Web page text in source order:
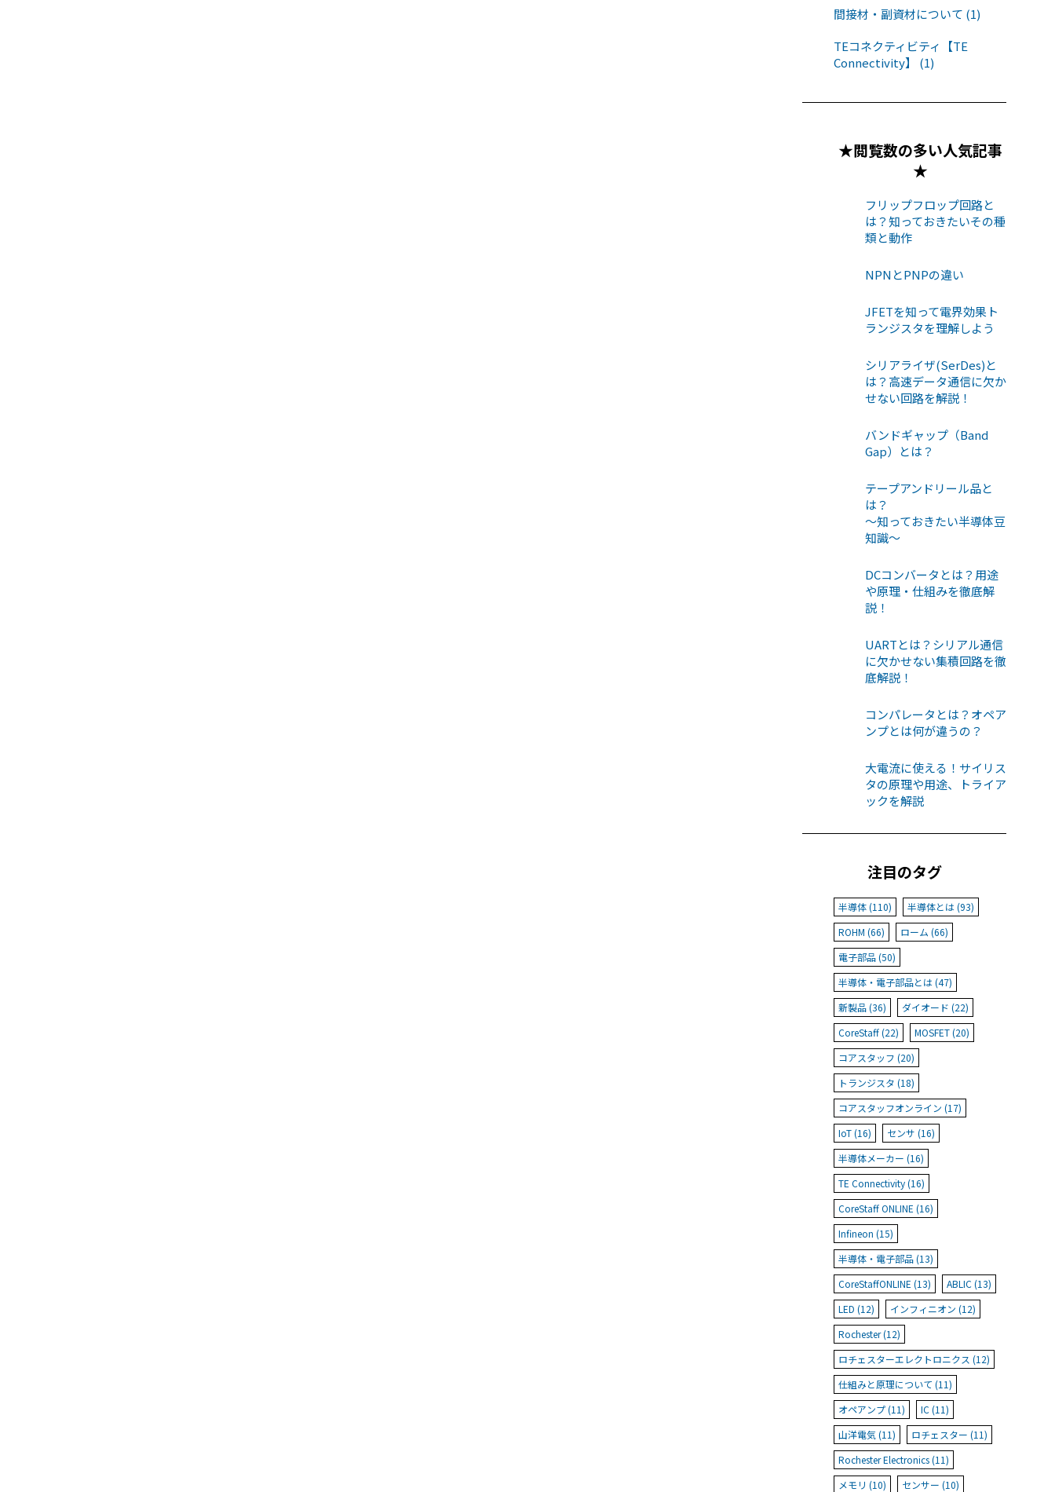
間接材・副資材について (1)
TEコネクティビティ【TE
Connectivity】 (1)
★閲覧数の多い人気記事
★
フリップフロップ回路と
は？知っておきたいその種
類と動作
NPNとPNPの違い
JFETを知って電界効果ト
ランジスタを理解しよう
シリアライザ(SerDes)と
は？高速データ通信に欠か
せない回路を解説！
バンドギャップ（Band
Gap）とは？
テープアンドリール品と
は？
〜知っておきたい半導体豆
知識〜
DCコンバータとは？用途
や原理・仕組みを徹底解
説！
UARTとは？シリアル通信
に欠かせない集積回路を徹
底解説！
コンパレータとは？オペア
ンプとは何が違うの？
大電流に使える！サイリス
タの原理や用途、トライア
ックを解説
注目のタグ
半導体 (110)
半導体とは (93)
ROHM (66)
ローム (66)
電子部品 (50)
半導体・電子部品とは (47)
新製品 (36)
ダイオード (22)
CoreStaff (22)
MOSFET (20)
コアスタッフ (20)
トランジスタ (18)
コアスタッフオンライン (17)
IoT (16)
センサ (16)
半導体メーカー (16)
TE Connectivity (16)
CoreStaff ONLINE (16)
Infineon (15)
半導体・電子部品 (13)
CoreStaffONLINE (13)
ABLIC (13)
LED (12)
インフィニオン (12)
Rochester (12)
ロチェスターエレクトロニクス (12)
仕組みと原理について (11)
オペアンプ (11)
IC (11)
山洋電気 (11)
ロチェスター (11)
Rochester Electronics (11)
メモリ (10)
センサー (10)